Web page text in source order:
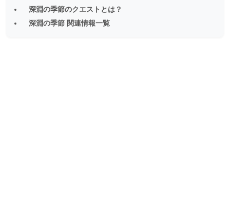
深淵の季節のクエストとは？
深淵の季節 関連情報一覧